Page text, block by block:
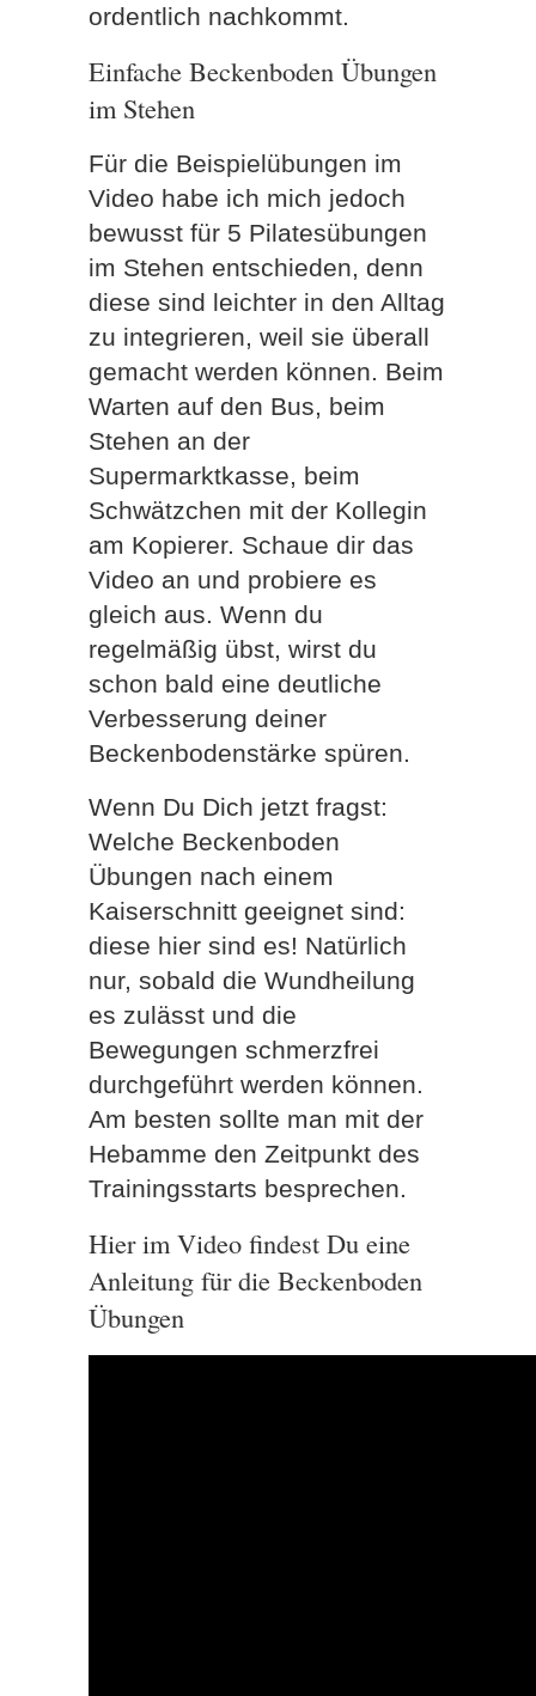
ordentlich nachkommt.
Einfache Beckenboden Übungen
im Stehen
Für die Beispielübungen im
Video habe ich mich jedoch
bewusst für 5 Pilatesübungen
im Stehen entschieden, denn
diese sind leichter in den Alltag
zu integrieren, weil sie überall
gemacht werden können. Beim
Warten auf den Bus, beim
Stehen an der
Supermarktkasse, beim
Schwätzchen mit der Kollegin
am Kopierer. Schaue dir das
Video an und probiere es
gleich aus. Wenn du
regelmäßig übst, wirst du
schon bald eine deutliche
Verbesserung deiner
Beckenbodenstärke spüren.
Wenn Du Dich jetzt fragst:
Welche Beckenboden
Übungen nach einem
Kaiserschnitt geeignet sind:
diese hier sind es! Natürlich
nur, sobald die Wundheilung
es zulässt und die
Bewegungen schmerzfrei
durchgeführt werden können.
Am besten sollte man mit der
Hebamme den Zeitpunkt des
Trainingsstarts besprechen.
Hier im Video findest Du eine
Anleitung für die Beckenboden
Übungen